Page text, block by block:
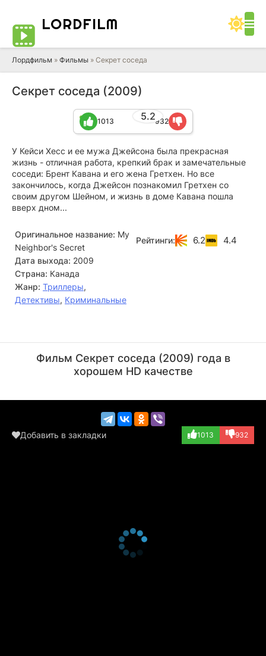
LORDFILM
Лордфильм » Фильмы » Секрет соседа
Секрет соседа (2009)
5.2
1013 932
У Кейси Хесс и ее мужа Джейсона была прекрасная
жизнь - отличная работа, крепкий брак и замечательные
соседи: Брент Кавана и его жена Гретхен. Но все
закончилось, когда Джейсон познакомил Гретхен со
своим другом Шейном, и жизнь в доме Кавана пошла
вверх дном...
Оригинальное название: My
Neighbor's Secret
Дата выхода: 2009
Страна: Канада
Жанр: Триллеры,
Детективы, Криминальные
Рейтинги: 6.2 4.4
(Detective Ruiz)
Фильм Секрет соседа (2009) года в
хорошем HD качестве
Добавить в закладки 1013 932